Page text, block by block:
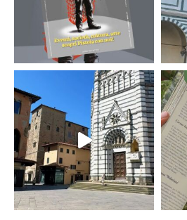
A cura di Pro Loco di Spedaletto
Domenica 24 agosto, ore 10.30-12.30
(Alta Valle del Sestaione, Abetone)
Caccia ai Tesori dell’Orto, attività per
a bambino –
974102
Giovedì 28 agosto, ore 16.30-18.00–
rinnovabile (Via La Piana 62, Pontepetri)
Curiosi di… Natura!Pomeriggi di gioco
Naturalmente Arte
Laboratorio per bambinidai 6 ai 12 anni
Costo € 5,00 a bambino – Prenotazione
974102